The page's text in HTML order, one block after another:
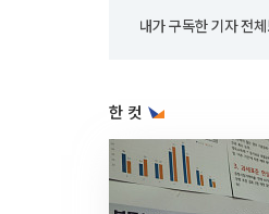
내가 구독한 기자 전체
한 컷